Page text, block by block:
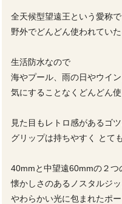
全天候型望遠王という愛称で
野外でどんどん使われてい
生活防水なので
海やプール、雨の日やウイ
気にすることなくどんどん
見た目もレトロ感があるゴ
グリップは持ちやすく とて
40mmと中望遠60mmの２
懐かしさのあるノスタルジ
やわらかい光に包まれたポ